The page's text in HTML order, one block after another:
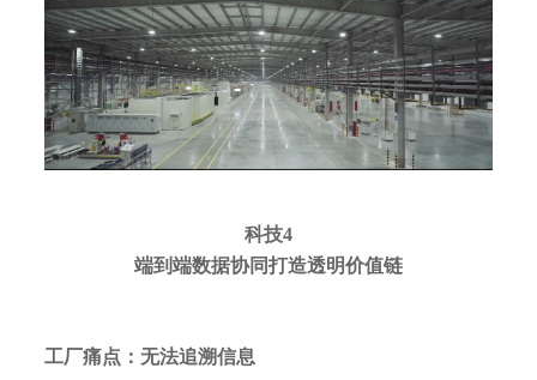
科技4
端到端数据协同打造透明价值链
工厂痛点：无法追溯信息